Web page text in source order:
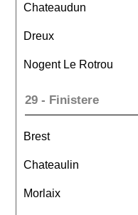
Chateaudun
Dreux
Nogent Le Rotrou
29 - Finistere
Brest
Chateaulin
Morlaix